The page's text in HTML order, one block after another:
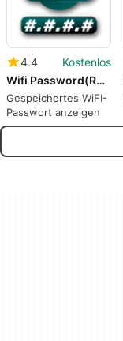
4.4
Kostenlos
Wifi Password(ROOT)
Gespeichertes WiFI-
Passwort anzeigen